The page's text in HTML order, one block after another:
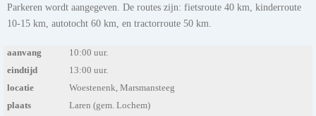
Parkeren wordt aangegeven. De routes zijn: fietsroute 40 km, kinderroute
10-15 km, autotocht 60 km, en tractorroute 50 km.
aanvang
10:00 uur.
eindtijd
13:00 uur.
locatie
Woestenenk, Marsmansteeg
plaats
Laren (gem. Lochem)